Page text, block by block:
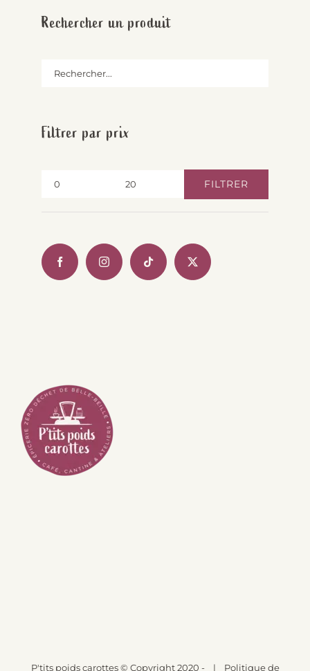
Rechercher un produit
Filtrer par prix
min
max
FILTRER
P'tits poids carottes© Copyright 2020 - | Politique de